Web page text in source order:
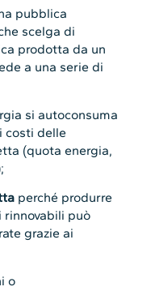
pubblica
scelga di
prodotta da un
a una serie di
si autoconsuma
costi delle
(quota energia,
perché produrre
rinnovabili può
grazie ai
o